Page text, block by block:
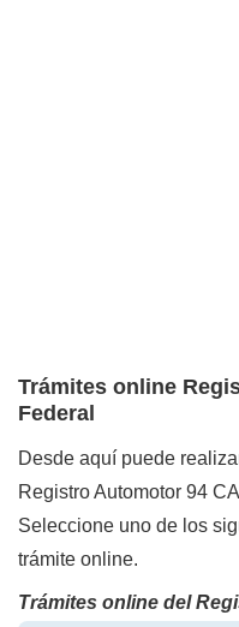
Trámites online
Federal
Desde aquí puede
Registro Automotor 94
Seleccione uno de los
trámite online.
Trámites online del